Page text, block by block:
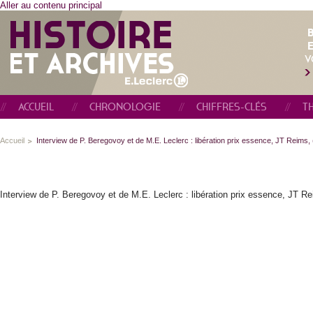
Aller au contenu principal
ACCUEIL CHRONOLOGIE CHIFFRES-CLÉS
Accueil Interview de P. Beregovoy et de M.E. Leclerc : libération prix essence, JT Reims,
Interview de P. Beregovoy et de M.E. Leclerc : libération prix essence, JT